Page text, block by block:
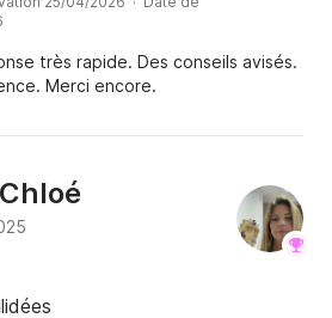
très rapide. Des conseils avisés.
Merci encore.
Chloé